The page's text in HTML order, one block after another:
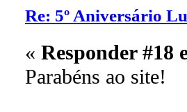
Re: 5º Aniversário
« Responder #18
Parabéns ao site!